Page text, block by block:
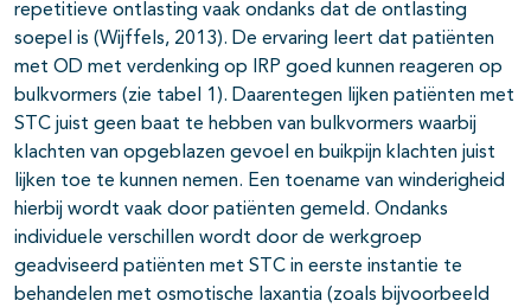
repetitieve ontlasting vaak ondanks dat de ontlasting
soepel is (Wijffels, 2013). De ervaring leert dat patiënten
met OD met verdenking op IRP goed kunnen reageren op
bulkvormers (zie tabel 1). Daarentegen lijken patiënten met
STC juist geen baat te hebben van bulkvormers waarbij
klachten van opgeblazen gevoel en buikpijn klachten juist
lijken toe te kunnen nemen. Een toename van winderigheid
hierbij wordt vaak door patiënten gemeld. Ondanks
individuele verschillen wordt door de werkgroep
geadviseerd patiënten met STC in eerste instantie te
behandelen met osmotische laxantia (zoals bijvoorbeeld